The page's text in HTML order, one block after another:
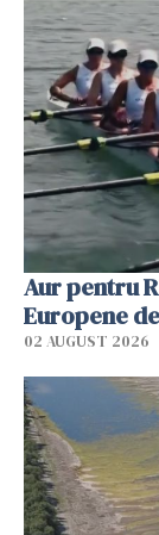
Aur pentru
Europene
02 AUGUST 2026